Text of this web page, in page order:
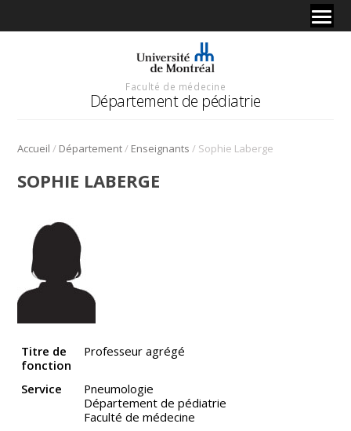
Faculté de médecine
Département de pédiatrie
Accueil / Département/ Enseignants / Sophie Laberge
SOPHIE LABERGE
Titre de
fonction
Professeur agrégé
Service
Pneumologie
Département de pédiatrie
Faculté de médecine